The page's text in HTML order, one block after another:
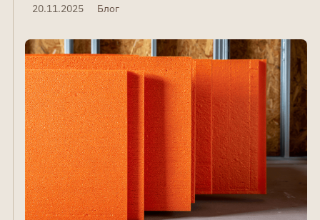
20.11.2025 Блог